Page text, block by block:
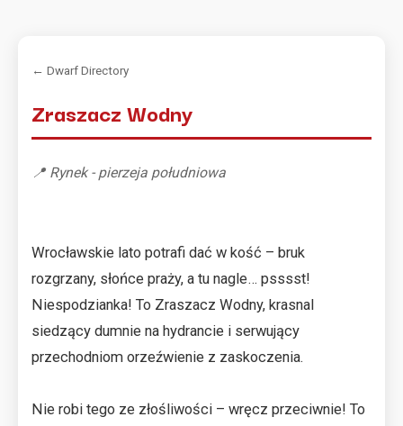
← Dwarf Directory
Zraszacz Wodny
📍 Rynek - pierzeja południowa
Wrocławskie lato potrafi dać w kość – bruk
rozgrzany, słońce praży, a tu nagle… psssst!
Niespodzianka! To Zraszacz Wodny, krasnal
siedzący dumnie na hydrancie i serwujący
przechodniom orzeźwienie z zaskoczenia.
Nie robi tego ze złośliwości – wręcz przeciwnie! To